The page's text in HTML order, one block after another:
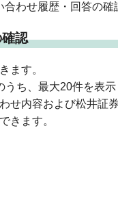
合わせ履歴・回答の
認
ます。
ち、最大20件を表
せ内容および松井証
きます。